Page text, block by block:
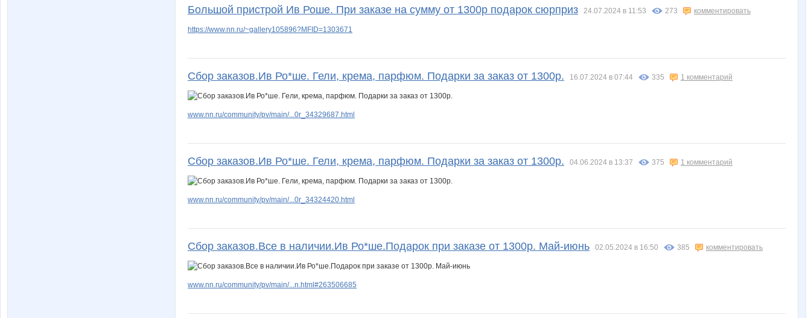
Большой пристрой Ив Роше. При заказе на сумму от 1300р подарок сюрприз 24.07.2024 в 11:53 273 комментировать
https://www.nn.ru/~gallery105896?MFID=1303671
Сбор заказов.Ив Ро*ше. Гели, крема, парфюм. Подарки за заказ от 1300р. 16.07.2024 в 07:44 335 1 комментарий
www.nn.ru/community/pv/main/...0r_34329687.html
Сбор заказов.Ив Ро*ше. Гели, крема, парфюм. Подарки за заказ от 1300р. 04.06.2024 в 13:37 375 1 комментарий
www.nn.ru/community/pv/main/...0r_34324420.html
Сбор заказов.Все в наличии.Ив Ро*ше.Подарок при заказе от 1300р. Май-июнь 02.05.2024 в 16:50 385 комментировать
www.nn.ru/community/pv/main/...n.html#263506685